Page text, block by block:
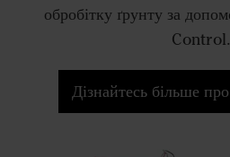
обробітку ґрунту за
Control.
Дізнайтесь більше